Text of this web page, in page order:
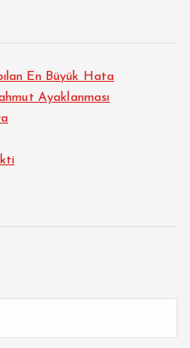
En Büyük Hata
Ayaklanması